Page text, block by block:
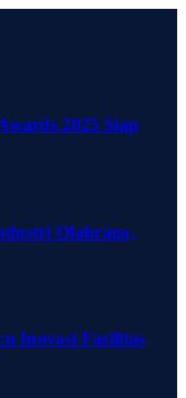
2025 Siap
Olahraga,
Inovasi Fasilitas